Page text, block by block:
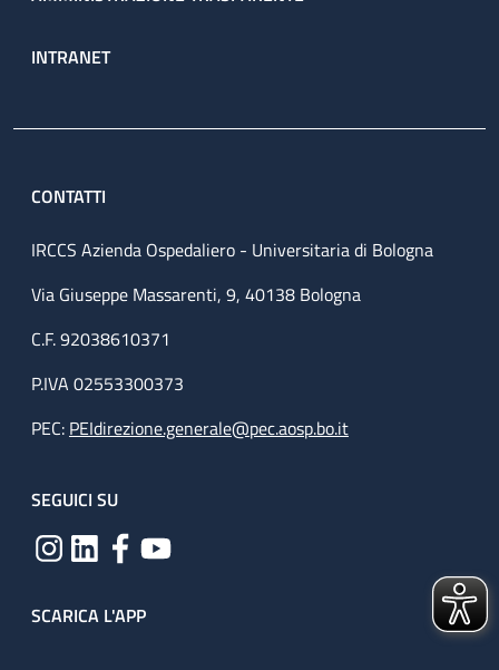
INTRANET
CONTATTI
IRCCS Azienda Ospedaliero - Universitaria di Bologna
Via Giuseppe Massarenti, 9, 40138 Bologna
C.F. 92038610371
P.IVA 02553300373
PEC: PEIdirezione.generale@pec.aosp.bo.it
SEGUICI SU
SCARICA L'APP